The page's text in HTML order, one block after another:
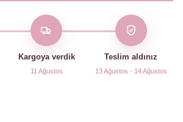
Kargoya verdik
11 Ağustos
Teslim aldınız
13 Ağustos - 14 Ağustos